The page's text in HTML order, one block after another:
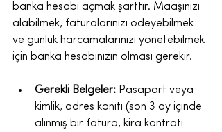
banka hesabı açmak şarttır. Maaşınızı
alabilmek, faturalarınızı ödeyebilmek
ve günlük harcamalarınızı yönetebilmek
için banka hesabınızın olması gerekir.
Gerekli Belgeler: Pasaport veya
kimlik, adres kanıtı (son 3 ay içinde
alınmış bir fatura, kira kontratı